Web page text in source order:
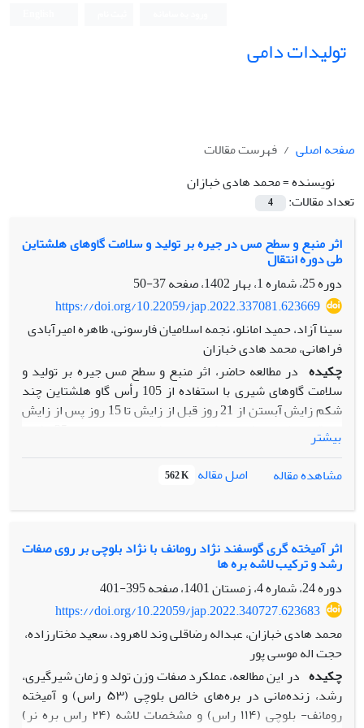
تولیدات دامی
صفحه اصلی
فهرست مقالات
نویسنده =محمد هادی خبازان
تعداد مقالات:
4
اثر منبع و سطح مس در جیره بر تولید و سلامت گاو‎های هلشتاین
طی دوره انتقال
دوره 25، شماره 1، بهار 1402، صفحه
37-50
https://doi.org/10.22059/jap.2022.337081.623669
سینا آزاد، حمید امانلو، نجمه اسلامیان فارسونی، طاهره امیرآبادی
فراهانی، محمد هادی خبازان
چکیده در مطالعه حاضر، اثر منبع و سطح مس جیره بر تولید و
سلامت گاوهای شیری با استفاده از 105 رأس گاو هلشتاین چند
شکم زایش آبستن از 21 روز قبل از زایش تا 15 روز پس از زایش
Gly) و 3- جیره حاوی مس در سطح دو برابر توصیه NRC از منبع
تیمارهای آزمایشی قرار نگرفت، اما اثر متقابل تیمار در زمان نشان
P) و گاوهای 2NRC-S در روز 90 و 120 شیردهی تولید شیر
بالاتری نسبت به گاوهای NRC-S داشتند (0/05 < P). شمار
سلول‌های بدنی در گاوهای تیمار 2NRC-Gly نسبت به گاوهای
NRC-S پایین‌تر بود (0/05 > P). بروز ورم پستان تحت بالینی در
روز 15 شیردهی در تیمار 2NRC-Gly در مقایسه با دو تیمار دیگر
کمتر بود (0/05 = P). تفاوتی در تغییرات وزن بدن و امتیاز وضعیت
بدنی بین تیمارها مشاهده نشد. فراسنجه‌های خونی و آنزیم‌های
بیشتر
مشاهده مقاله
اصل مقاله 562 K
اثر آمیخته گری گوسفند نژاد رومانف با نژاد بلوچی بر روی صفات
رشد و ترکیب لاشه بره ها
دوره 24، شماره 4، زمستان 1401، صفحه
395-401
https://doi.org/10.22059/jap.2022.340727.623683
محمد هادی خبازان، عبداله رضاقلی وند لاهرود، سعید مختارزاده،
حجت اله موسی پور
چکیده در این مطالعه، عملکرد صفات وزن تولد و زمان شیرگیری،
رشد، زنده‌مانی در بره‌های خالص بلوچی (۵۳ راس) و آمیخته
رومانف- بلوچی (۱۱۴ راس) و مشخصات لاشه (۲۴ راس بره نر)